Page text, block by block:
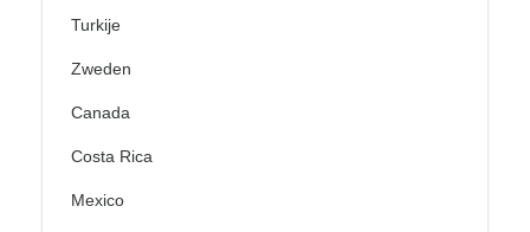
Turkije
Zweden
Canada
Costa Rica
Mexico